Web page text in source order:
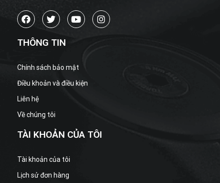
THÔNG TIN
Chính sách bảo mật
Điều khoản và điều kiện
Liên hệ
Về chúng tôi
TÀI KHOẢN CỦA TÔI
Tài khoản của tôi
Lịch sử đơn hàng